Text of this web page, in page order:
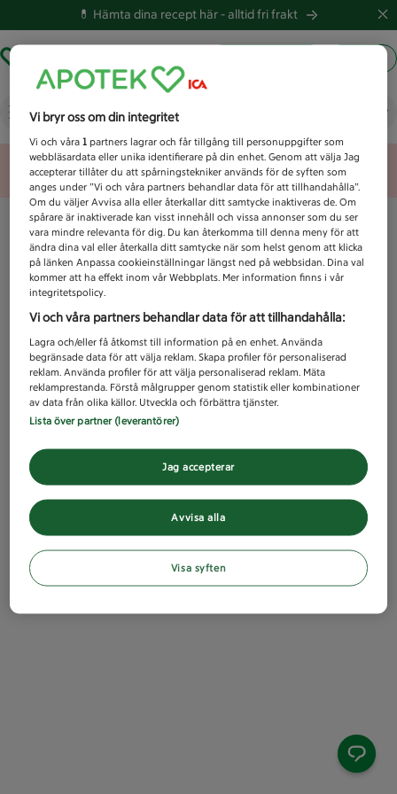
💊 Hämta dina recept här -alltid fri frakt
Vad letar du efter idag?
Unknown error
Vi bryr oss om din integritet
Vi och våra1 partners lagrar och får tillgång till personuppgifter som
webbläsardata eller unika identifierare på din enhet. Genom att välja Jag
accepterar tillåter du att spårningstekniker används för de syften som
anges under ”Vi och våra partners behandlar data för att tillhandahålla”.
Om du väljer Avvisa alla eller återkallar ditt samtycke inaktiveras de. Om
spårare är inaktiverade kan visst innehåll och vissa annonser som du ser
vara mindre relevanta för dig. Du kan återkomma till denna meny för att
ändra dina val eller återkalla ditt samtycke när som helst genom att klicka
på länken Anpassa cookieinställningar längst ned på webbsidan. Dina val
kommer att ha effekt inom vår Webbplats. Mer information finns i vår
integritetspolicy.
Vi och våra partners behandlar data för att tillhandahålla:
Lagra och/eller få åtkomst till information på en enhet. Använda
begränsade data för att välja reklam. Skapa profiler för personaliserad
reklam. Använda profiler för att välja personaliserad reklam. Mäta
reklamprestanda. Förstå målgrupper genom statistik eller kombinationer
av data från olika källor. Utveckla och förbättra tjänster.
Lista över partner (leverantörer)
Avvisa alla
Jag accepterar
Visa syften